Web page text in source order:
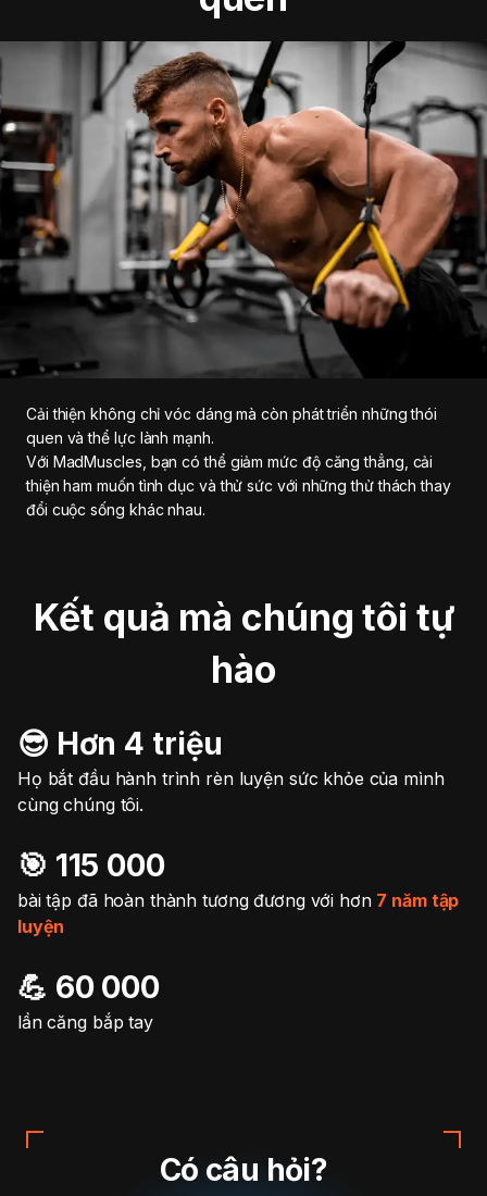
Cải thiện không chỉ vóc dáng mà còn phát triển những thói
quen và thể lực lành mạnh.
Với MadMuscles, bạn có thể giảm mức độ căng thẳng, cải
thiện ham muốn tình dục và thử sức với những thử thách thay
đổi cuộc sống khác nhau.
Kết quả mà chúng tôi tự
hào
😎 Hơn 4 triệu
Họ bắt đầu hành trình rèn luyện sức khỏe của mình
cùng chúng tôi.
🎯️ 115 000
bài tập đã hoàn thành tương đương với hơn 7 năm tập
luyện
💪 60 000
lần căng bắp tay
Có câu hỏi?